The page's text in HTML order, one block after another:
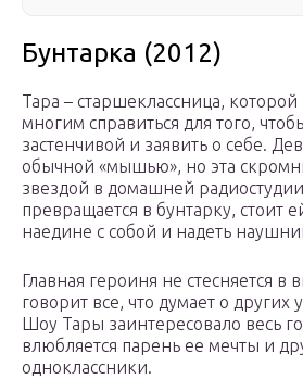
Бунтарка (2012)
Тара – старшеклассница,
многим справиться для того,
застенчивой и заявить о себе.
обычной «мышью», но эта
звездой в домашней
превращается в бунтарку, стоит
наедине с собой и надеть
Главная героиня не стесняется в
говорит все, что думает о
Шоу Тары заинтересовало весь
влюбляется парень ее мечты и
одноклассники.